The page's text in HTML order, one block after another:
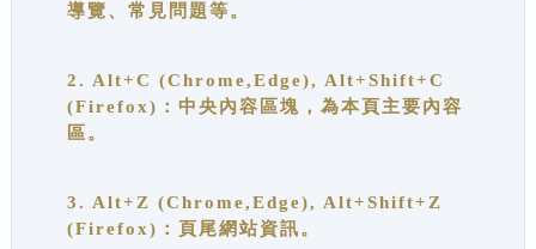
導覽、常見問題等。
2. Alt+C (Chrome,Edge), Alt+Shift+C
(Firefox)：中央內容區塊，為本頁主要內容
區。
3. Alt+Z (Chrome,Edge), Alt+Shift+Z
(Firefox)：頁尾網站資訊。